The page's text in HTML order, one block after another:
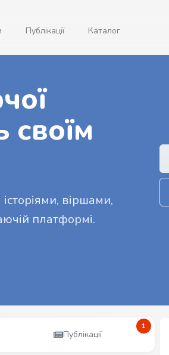
Публікації Каталог
своїм
віршами,
платформі.
Публікації
1